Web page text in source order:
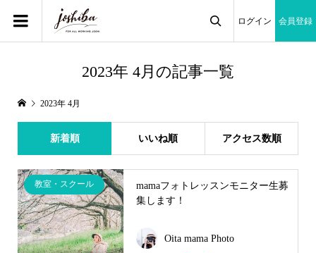
ログイン 会員登録
2023年 4月の記事一覧
2023年 4月
新着順 いいね順 アクセス数順
教室・スクール
mamaフォトレッスンモニター生募
集します！
Oita mama Photo